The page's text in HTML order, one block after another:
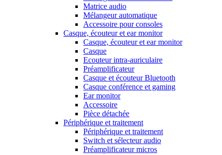
Matrice audio
Mélangeur automatique
Accessoire pour consoles
Casque, écouteur et ear monitor
Casque, écouteur et ear monitor
Casque
Ecouteur intra-auriculaire
Préamplificateur
Casque et écouteur Bluetooth
Casque conférence et gaming
Ear monitor
Accessoire
Pièce détachée
Périphérique et traitement
Périphérique et traitement
Switch et sélecteur audio
Préamplificateur micros